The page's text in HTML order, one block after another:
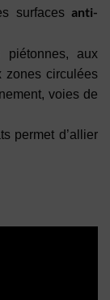
surfaces anti-
piétonnes, aux
zones circulées
voies de
permet d’allier